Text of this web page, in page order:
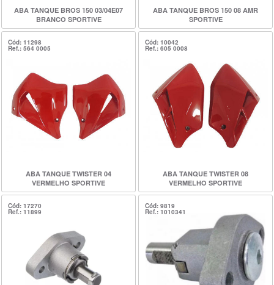
ABA TANQUE BROS 150 03/04E07
BRANCO SPORTIVE
ABA TANQUE BROS 150 08 AMR
SPORTIVE
Cód: 11298
Ref.: 564 0005
ABA TANQUE TWISTER 04
VERMELHO SPORTIVE
Cód: 10042
Ref.: 605 0008
ABA TANQUE TWISTER 08
VERMELHO SPORTIVE
Cód: 17270
Ref.: 11899
Cód: 9819
Ref.: 1010341